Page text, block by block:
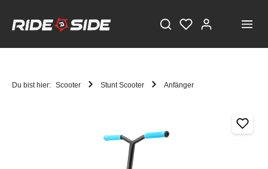
Du bist hier: Scooter Stunt Scooter Anfänger